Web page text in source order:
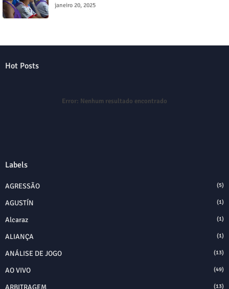
janeiro 20, 2025
Hot Posts
Error: Nenhum resultado encontrado
Labels
AGRESSÃO (5)
AGUSTÍN (1)
Alcaraz (1)
ALIANÇA (1)
ANÁLISE DE JOGO (13)
AO VIVO (49)
ARBITRAGEM (13)